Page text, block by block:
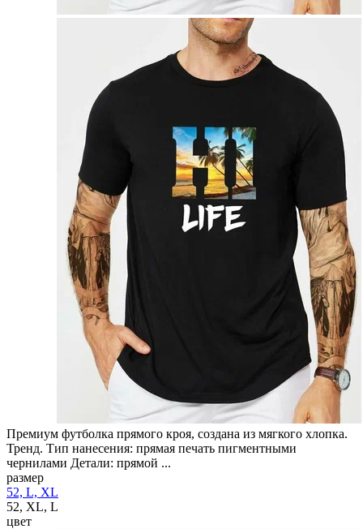
Премиум футболка прямого кроя, создана из мягкого хлопка.
Тренд. Тип нанесения: прямая печать пигментными
чернилами Детали: прямой ...
размер
52, L, XL
52, XL, L
цвет